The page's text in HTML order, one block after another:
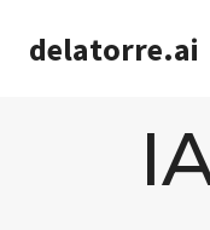
delatorre.ai